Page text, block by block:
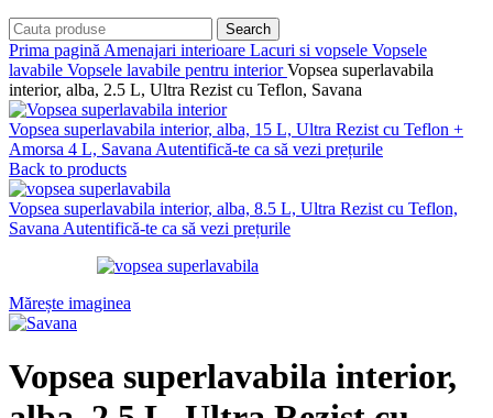
Search
Prima pagină Amenajari interioare Lacuri si vopsele Vopsele
lavabile Vopsele lavabile pentru interiorVopsea superlavabila
interior, alba, 2.5 L, Ultra Rezist cu Teflon, Savana
Vopsea superlavabila interior, alba, 15 L, Ultra Rezist cu Teflon +
Amorsa 4 L, Savana Autentifică-te ca să vezi prețurile
Back to products
Vopsea superlavabila interior, alba, 8.5 L, Ultra Rezist cu Teflon,
Savana Autentifică-te ca să vezi prețurile
Mărește imaginea
Vopsea superlavabila interior,